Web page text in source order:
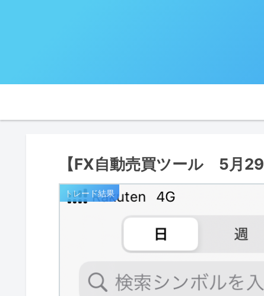
【FX自動売買ツール 5月29
トレード結果